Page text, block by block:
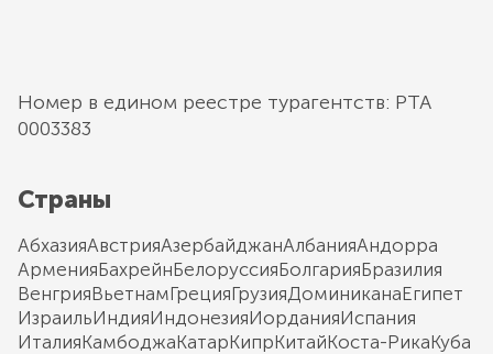
Номер в едином реестре турагентств: РТА
0003383
Страны
АбхазияАвстрияАзербайджанАлбанияАндорра
АрменияБахрейнБелоруссияБолгарияБразилия
ВенгрияВьетнамГрецияГрузияДоминиканаЕгипет
ИзраильИндияИндонезияИорданияИспания
ИталияКамбоджаКатарКипрКитайКоста-РикаКуба